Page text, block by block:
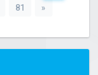
81 »